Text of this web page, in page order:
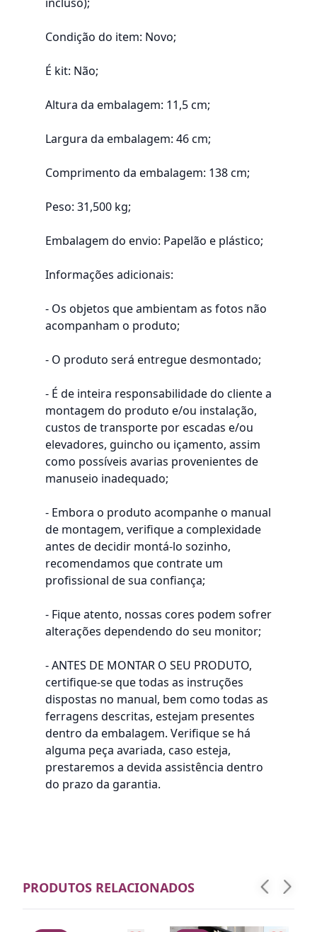
Condição do item: Novo;
É kit: Não;
Altura da embalagem: 11,5 cm;
Largura da embalagem: 46 cm;
Comprimento da embalagem: 138 cm;
Peso: 31,500 kg;
Embalagem do envio: Papelão e plástico;
Informações adicionais:
- Os objetos que ambientam as fotos não
acompanham o produto;
- O produto será entregue desmontado;
- É de inteira responsabilidade do cliente a
montagem do produto e/ou instalação,
custos de transporte por escadas e/ou
elevadores, guincho ou içamento, assim
como possíveis avarias provenientes de
manuseio inadequado;
- Embora o produto acompanhe o manual
de montagem, verifique a complexidade
antes de decidir montá-lo sozinho,
recomendamos que contrate um
profissional de sua confiança;
- Fique atento, nossas cores podem sofrer
alterações dependendo do seu monitor;
- ANTES DE MONTAR O SEU PRODUTO,
certifique-se que todas as instruções
dispostas no manual, bem como todas as
ferragens descritas, estejam presentes
dentro da embalagem. Verifique se há
alguma peça avariada, caso esteja,
prestaremos a devida assistência dentro
do prazo da garantia.
PRODUTOS RELACIONADOS